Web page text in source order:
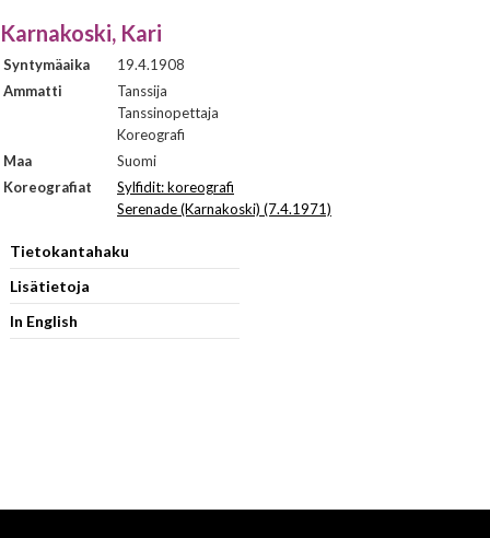
Karnakoski, Kari
Syntymäaika
19.4.1908
Ammatti
Tanssija
Tanssinopettaja
Koreografi
Maa
Suomi
Koreografiat
Sylfidit: koreografi
Serenade (Karnakoski) (7.4.1971)
Tietokantahaku
Lisätietoja
In English